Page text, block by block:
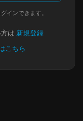
インできます。
は 新規登録
こちら